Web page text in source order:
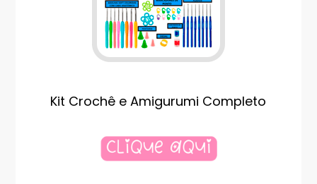
Kit Crochê e Amigurumi Completo